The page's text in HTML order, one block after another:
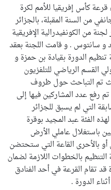
كأس إفريقيا للأمم لكرة
من السنة المقبلة، بالجزائر
من الكونفيدرالية الإفريقية
و سانتوس . و قامت اللجنة بعقد
الدورة بقيادة بن حمزة و
القسم الرياضي للتلفزيون
تم التباحث حول ظروف
رفع عدد المشاركين فيها إلى
التي لم يسبق للجزائر
الفئة عبد المجيد بوقرة
باستغلال عاملي الأرض
بالأحرى القاعة التي ستحتضن
بالخطوات اللازمة لضمان
قد تقام القرعة في أحد الفنادق
الدورة .